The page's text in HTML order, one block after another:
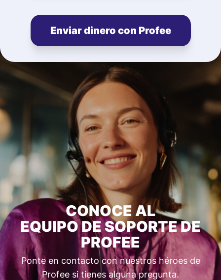
Enviar dinero con Profee
CONOCE AL
EQUIPO DE SOPORTE DE
PROFEE
Ponte en contacto con nuestros héroes de
Profee si tienes alguna pregunta.